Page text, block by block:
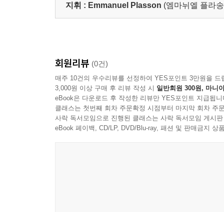
지휘 : Emmanuel Plasson (엠마뉘엘 플라
회원리뷰 (0건)
매주 10건의 우수리뷰를 선정하여 YES포인트 3만원을 드
3,000원 이상 구매 후 리뷰 작성 시 일반회원 300원, 마니
eBook은 다운로드 후 작성한 리뷰만 YES포인트 지급됩니
클래스는 첫번째 회차 주문확정 시점부터 마지막 회차 주
사락 독서모임으로 진행된 클래스는 사락 독서모임 게시
eBook 페이백, CD/LP, DVD/Blu-ray, 패션 및 판매금지 상